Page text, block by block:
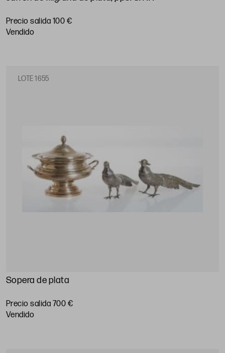
Precio salida 100 €
vendido
LOTE 1655
Sopera de plata
Precio salida 700 €
vendido